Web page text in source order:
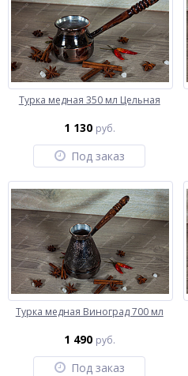
Турка медная 350 мл Цельная
1 130 руб.
Под заказ
Турка медная Виноград 700 мл
1 490 руб.
Под заказ